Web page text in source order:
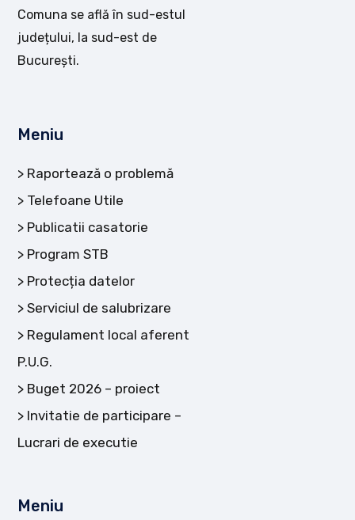
Comuna se află în sud-estul
județului, la sud-est de
București.
Meniu
Raportează o problemă
Telefoane Utile
Publicatii casatorie
Program STB
Protecția datelor
Serviciul de salubrizare
Regulament local aferent
P.U.G.
Buget 2026 – proiect
Invitatie de participare –
Lucrari de executie
Meniu